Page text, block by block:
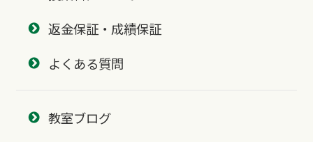
返金保証・成績保証
よくある質問
教室ブログ